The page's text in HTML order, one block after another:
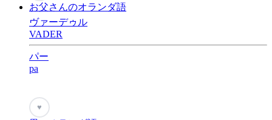
お父さんのオランダ語
ヴァーデゥル
VADER
パー
pa
♥